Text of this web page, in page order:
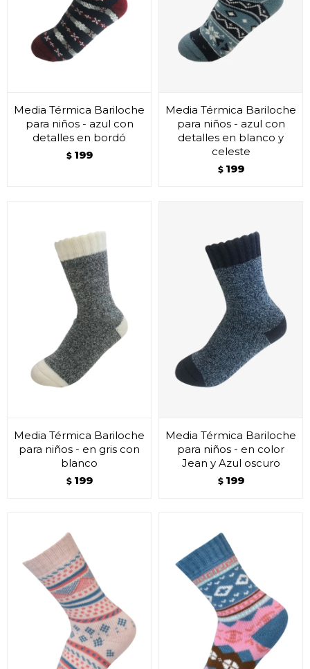
Media Térmica Bariloche
para niños - azul con
detalles en bordó
$ 199
Media Térmica Bariloche
para niños - azul con
detalles en blanco y
celeste
$ 199
Media Térmica Bariloche
para niños - en gris con
blanco
$ 199
Media Térmica Bariloche
para niños - en color
Jean y Azul oscuro
$ 199